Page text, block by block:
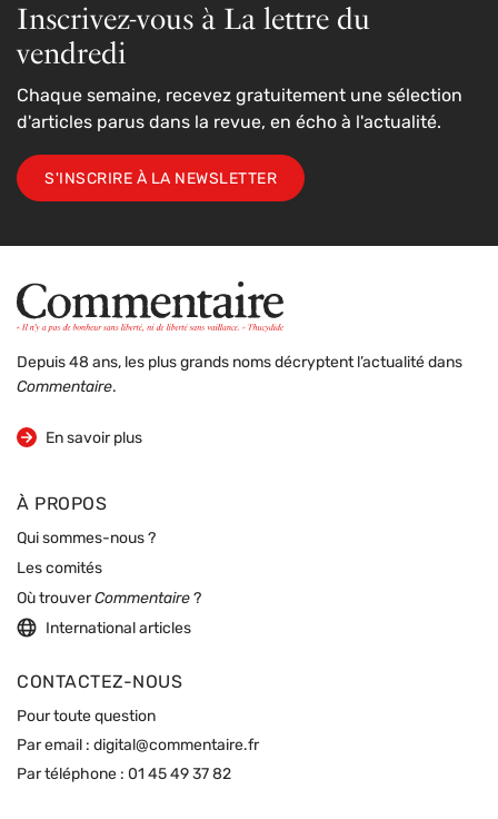
Inscrivez-vous à La lettre du
vendredi
Chaque semaine, recevez gratuitement une sélection
d'articles parus dans la revue, en écho à l'actualité.
S'INSCRIRE À LA NEWSLETTER
Depuis 48 ans, les plus grands noms décryptent l’actualité dans
Commentaire.
En savoir plus
sur la revue
À PROPOS
Qui sommes-nous ?
Les comités
Où trouverCommentaire ?
International articles
CONTACTEZ-NOUS
Pour toute question
Par email : digital@commentaire.fr
Par téléphone : 01 45 49 37 82